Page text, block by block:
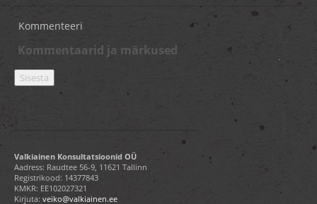
Kommenteeri
Valkiainen Konsultatsioonid OÜ
Aadress: Raudtee 56-9, 11621 Tallinn
Registrikood: 14377843
KMKR: EE102027321
Kirjuta: veiko@valkiainen.ee